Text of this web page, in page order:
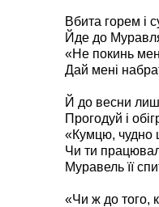
Вбита горем і
Йде до
«Не покинь
Дай мені
Й до весни
Прогодуй і
«Кумцю, чудно
Чи ти
Муравель її
«Чи ж до того,